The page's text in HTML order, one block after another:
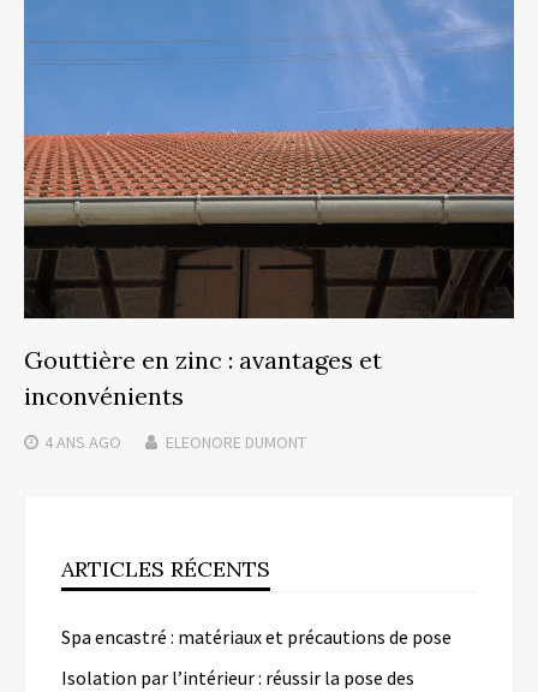
Gouttière en zinc : avantages et
inconvénients
4 ANS AGO ELEONORE DUMONT
ARTICLES RÉCENTS
Spa encastré : matériaux et précautions de pose
Isolation par l’intérieur : réussir la pose des